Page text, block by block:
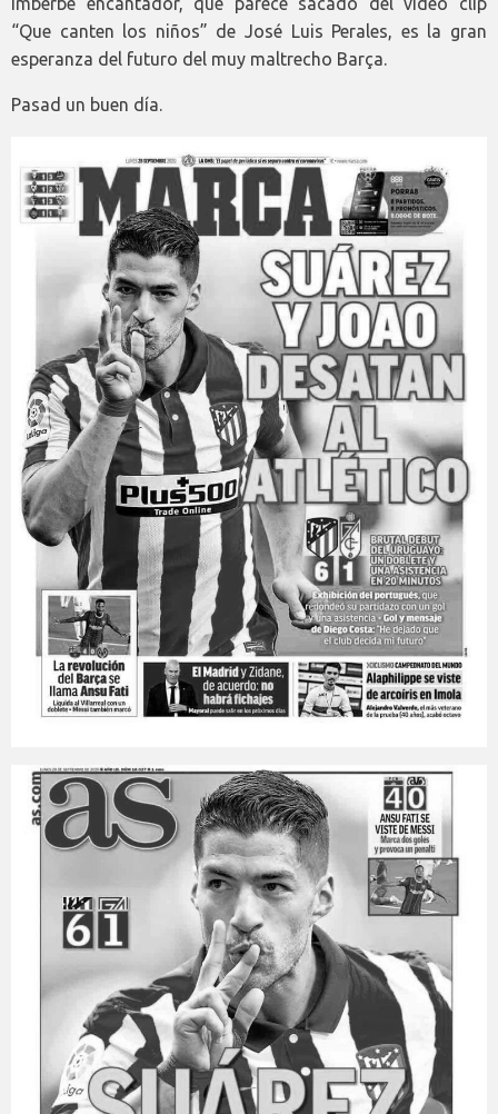
“Que canten los niños” de José Luis Perales, es la gran
esperanza del futuro del muy maltrecho Barça.
Pasad un buen día.